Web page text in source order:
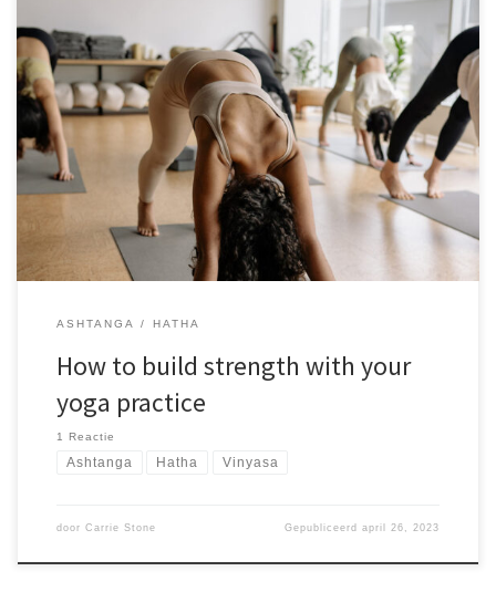
Sed ut perspiciatis unde omnis iste natus error sit voluptatem.
accusantium doloremque laudantium, totam rem aperiam, eaque
ipsa quae ab illo inventore veritatis et quasi architecto beatae
vitae dicta sunt explicabo. Nemo enim ipsam voluptatem quia
voluptas sit aspernatur aut odit aut fugit, sed quia consequuntur
magni dolores eos qui ratione voluptatem sequi nesciunt. Neque
porro quisquam est, qui dolorem ipsum quia dolor sit amet,
consectetur, adipisci velit, sed quia non numquam eius modi
tempora incidunt ut labore et dolore magnam aliquam quaerat
voluptatem. Ut enim ad minima veniam, quis nostrum
exercitationem ullam corporis suscipit laboriosam, aute irure dolor
in reprehenderit voluptate velit nisi ut
ASHTANGA HATHA
How to build strength with your
yoga practice
1 Reactie
Ashtanga Hatha Vinyasa
door Carrie Stone Gepubliceerdapril 26, 2023